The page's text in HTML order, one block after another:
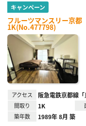
キャンペーン
フルーツマンスリー京
1K(No.477798)
アクセス 阪急電鉄京都線
間取り 1K
築年数 1989年 8月 築